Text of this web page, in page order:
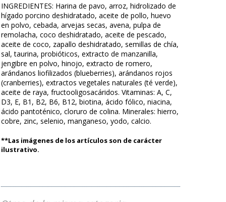
INGREDIENTES: Harina de pavo, arroz, hidrolizado de
hígado porcino deshidratado, aceite de pollo, huevo
en polvo, cebada, arvejas secas, avena, pulpa de
remolacha, coco deshidratado, aceite de pescado,
aceite de coco, zapallo deshidratado, semillas de chía,
sal, taurina, probióticos, extracto de manzanilla,
jengibre en polvo, hinojo, extracto de romero,
arándanos liofilizados (blueberries), arándanos rojos
(cranberries), extractos vegetales naturales (té verde),
aceite de raya, fructooligosacáridos. Vitaminas: A, C,
D3, E, B1, B2, B6, B12, biotina, ácido fólico, niacina,
ácido pantoténico, cloruro de colina. Minerales: hierro,
cobre, zinc, selenio, manganeso, yodo, calcio.
**Las imágenes de los artículos son de carácter
ilustrativo.